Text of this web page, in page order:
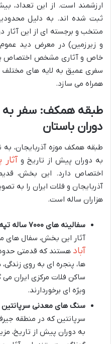
ثبت شده اند. به دلیل
منتخب و برجسته ای از این
و زیرزمین) در معرض دید عموم
خاص و آثاری مشخص اختصاص
سفری عمیق به لایه های مختلف
همراه می سازد.
طبقه همکف: سفر به
دوران باستان
طبقه همکف موزه آذربایجان،
به دوران پیش از تاریخ و
اختصاص دارد. این بخش،
آذربایجان و فلات ایران را به
هزاران ساله است.
سفالینه های ۷۰۰۰ ساله تپه اسماعیل آباد:
آثار این بخش، سفال های
آباد هستند که قدمتی
ها، پنجره ای به روی
ساکن فلات مرکزی ایران
ویژه ای برخوردارند.
سنگ های معدنی
سرپانتین که در منطقه
به دوران پیش از تاریخ،